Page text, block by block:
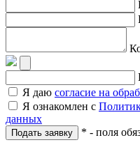
Я даю согласие на
Я ознакомлен с
данных
Подать заявку * - поля